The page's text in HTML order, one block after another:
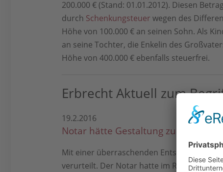
200.000 € (Stand: 01.01.2012). Diesen
durch Schenkungsteuer wegen des
Höhe von 100.000 € an seinen Sohn. Als
an seine Tochter, die Enkelin des
Höhe von 400.000 € ebenfalls steuerfrei.
Erbrecht Aktuell zum
19.2.2016
Notar hätte Gestaltung zur
Mit einer überraschenden Entscheidung
verurteilt. Der Notar hatte im Rahmen